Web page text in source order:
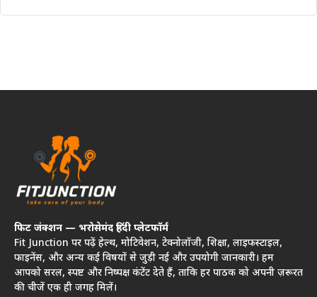
फिट जंक्शन — भरोसेमंद हिंदी प्लेटफॉर्म
Fit Junction पर पढ़ें हेल्थ, मोटिवेशन, टेक्नोलॉजी, शिक्षा, लाइफस्टाइल,
फाइनेंस, और अन्य कई विषयों से जुड़ी नई और उपयोगी जानकारी। हम
आपको सरल, स्पष्ट और निष्पक्ष कंटेंट देते हैं, ताकि हर पाठक को अपनी ज़रूरत
की चीजें एक ही जगह मिलें।